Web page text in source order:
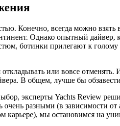
Конечно, всегда можно
Однако опытный
ботинки прилегают к
или вовсе
В общем, лучше бы
эксперты Yachts Review
разными (в зависимости
карьере), мы остановимся на